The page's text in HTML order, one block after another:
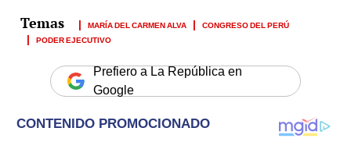
MARÍA DEL CARMEN ALVA
CONGRESO DEL PERÚ
PODER EJECUTIVO
Prefiero a La República en
Google